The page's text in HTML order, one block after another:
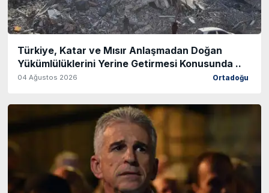
Türkiye, Katar ve Mısır Anlaşmadan Doğan
Yükümlülüklerini Yerine Getirmesi Konusunda ..
04 Ağustos 2026 Ortadoğu